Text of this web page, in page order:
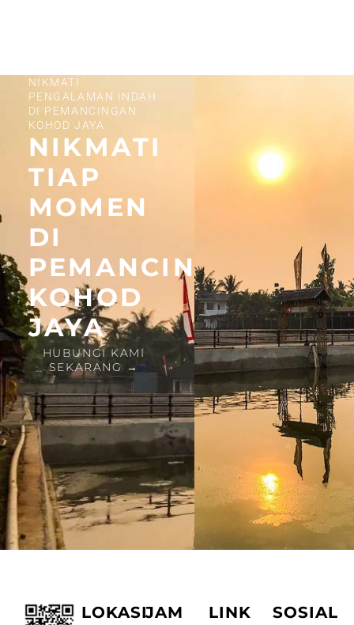
NIKMATI
PENGALAMAN INDAH
DI PEMANCINGAN
KOHOD JAYA
NIKMATI
TIAP
MOMEN
DI
PEMANCINGAN
KOHOD
JAYA
HUBUNGI KAMI
SEKARANG →
LOKASIJAM
LINK
SOSIAL